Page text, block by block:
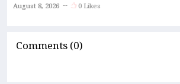
August 8, 2026 0 Likes
Comments (0)